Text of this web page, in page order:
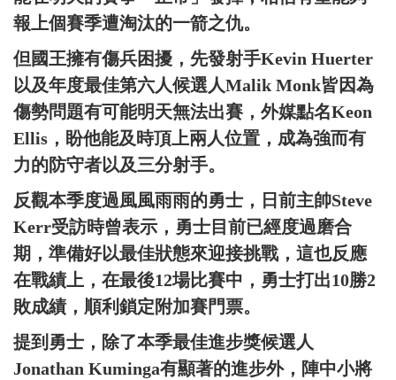
報上個賽季遭淘汰的一箭之仇。
但國王擁有傷兵困擾，先發射手Kevin Huerter
以及年度最佳第六人候選人Malik Monk皆因為
傷勢問題有可能明天無法出賽，外媒點名Keon
Ellis，盼他能及時頂上兩人位置，成為強而有
力的防守者以及三分射手。
反觀本季度過風風雨雨的勇士，日前主帥Steve
Kerr受訪時曾表示，勇士目前已經度過磨合
期，準備好以最佳狀態來迎接挑戰，這也反應
在戰績上，在最後12場比賽中，勇士打出10勝2
敗成績，順利鎖定附加賽門票。
提到勇士，除了本季最佳進步獎候選人
Jonathan Kuminga有顯著的進步外，陣中小將